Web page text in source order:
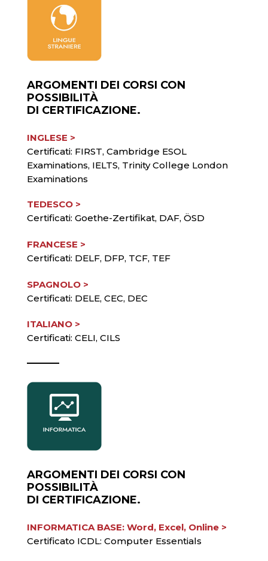
ARGOMENTI DEI CORSI CON
POSSIBILITÀ
DI CERTIFICAZIONE.
INGLESE >
Certificati: FIRST, Cambridge ESOL
Examinations, IELTS, Trinity College London
Examinations
TEDESCO >
Certificati: Goethe-Zertifikat, DAF, ÖSD
FRANCESE >
Certificati: DELF, DFP, TCF, TEF
SPAGNOLO >
Certificati: DELE, CEC, DEC
ITALIANO >
Certificati: CELI, CILS
ARGOMENTI DEI CORSI CON
POSSIBILITÀ
DI CERTIFICAZIONE.
INFORMATICA BASE: Word, Excel, Online >
Certificato ICDL: Computer Essentials